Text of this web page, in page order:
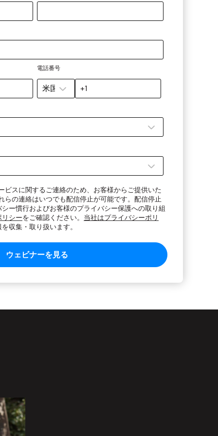
電話番号
ビスに関するご連絡のため、お客様からご提供いた
らの連絡はいつでも配信停止が可能です。配信停止
ー慣行およびお客様のプライバシー保護への取り組
シーをご確認ください。 当社はプライバシーポリ
収集・取り扱います。